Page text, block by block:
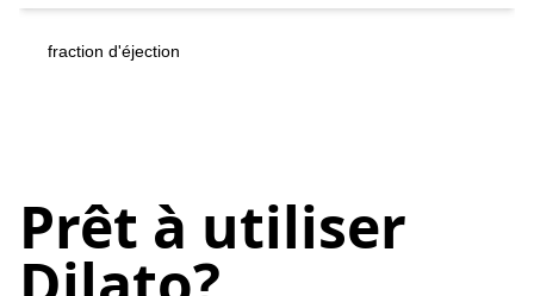
fraction d'éjection
Prêt à utiliser